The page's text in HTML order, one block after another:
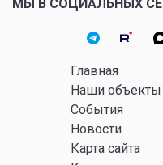
МЫ В СОЦИАЛЬНЫХ
Главная
Наши объекты
События
Новости
Карта сайта